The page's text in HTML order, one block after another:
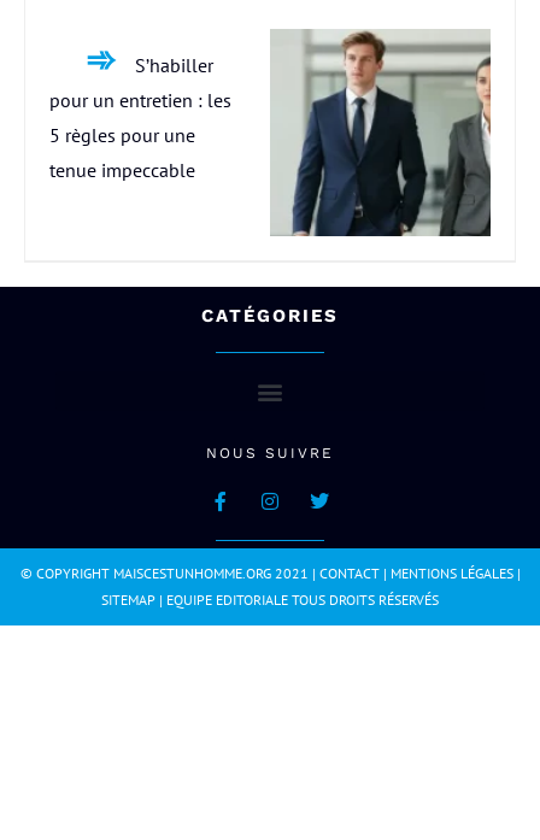
S’habiller
pour un entretien : les
5 règles pour une
tenue impeccable
CATÉGORIES
NOUS SUIVRE
© COPYRIGHT MAISCESTUNHOMME.ORG 2021 | CONTACT| MENTIONS LÉGALES|
SITEMAP | EQUIPE EDITORIALE TOUS DROITS RÉSERVÉS